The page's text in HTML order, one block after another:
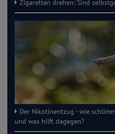
Zigaretten drehen: Sind
Der Nikotinentzug - wie
und was hilft dagegen?